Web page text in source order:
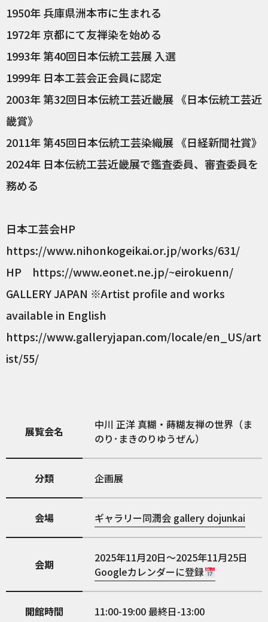
1950年 兵庫県洲本市に生まれる
1972年 京都にて友禅染を始める
1993年 第40回日本伝統工芸展 入選
1999年 日本工芸会正会員に認定
2003年 第32回日本伝統工芸近畿展 《日本伝統工芸近
畿賞》
2011年 第45回日本伝統工芸染織展 《日経新聞社賞》
2024年 日本伝統工芸近畿展で鑑査委員、審査委員を
務める
日本工芸会HP
https://www.nihonkogeikai.or.jp/works/631/
HP https://www.eonet.ne.jp/~eirokuenn/
GALLERY JAPAN ※Artist profile and works
available in English
https://www.galleryjapan.com/locale/en_US/art
ist/55/
展覧会名
中川 正洋 真糊・蒔糊友禅の世界（ま
のり･まきのりゆうぜん）
分類 企画展
会場 ギャラリー同潤会 gallery dojunkai
会期
2025年11月20日～2025年11月25日
Googleカレンダーに登録
開館時間 11:00-19:00 最終日-13:00